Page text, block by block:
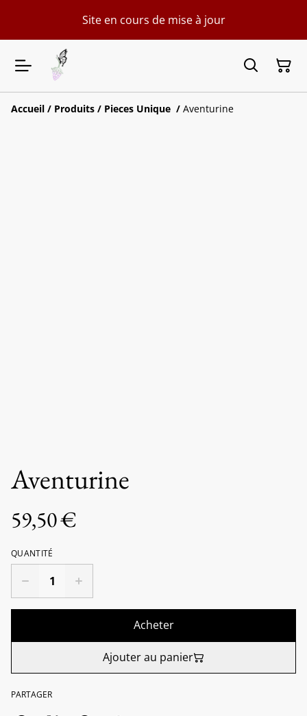
Site en cours de mise à jour
Accueil / Produits / Pieces Unique / Aventurine
Aventurine
59,50 €
QUANTITÉ
Acheter
Ajouter au panier
PARTAGER